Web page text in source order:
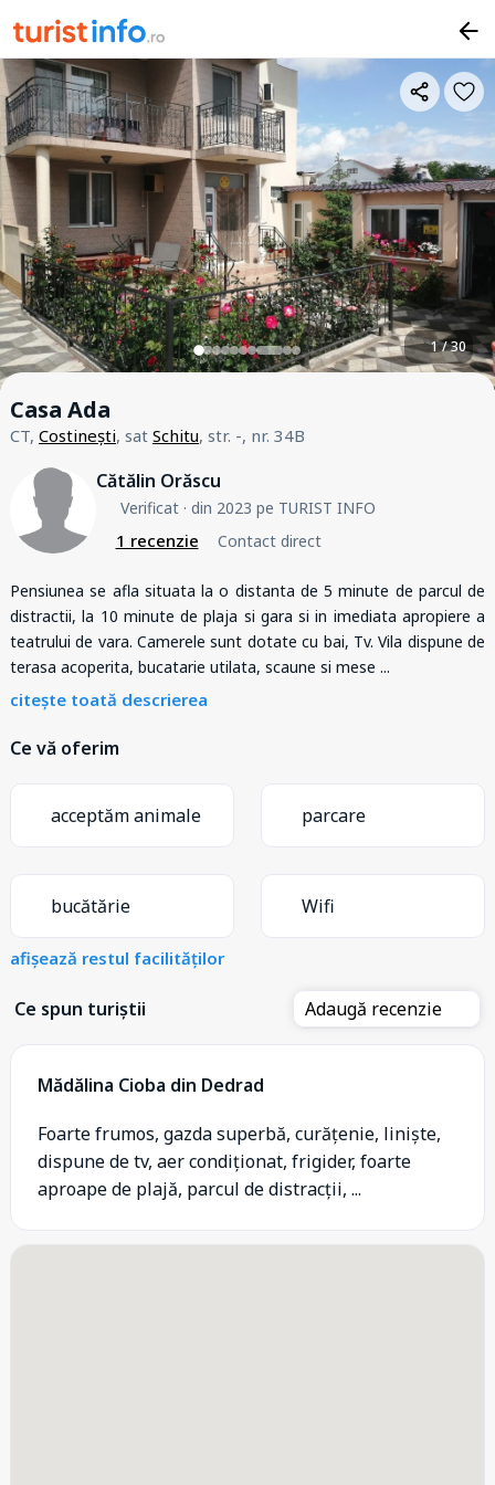
1 / 30
Casa Ada
CT, Costinești, sat Schitu, str. -, nr. 34B
Cătălin Orăscu
Verificat· din 2023 pe TURIST INFO
1 recenzie Contact direct
Pensiunea se afla situata la o distanta de 5 minute de parcul de
distractii, la 10 minute de plaja si gara si in imediata apropiere a
teatrului de vara. Camerele sunt dotate cu bai, Tv. Vila dispune de
terasa acoperita, bucatarie utilata, scaune si mese ...
citește toată descrierea
Ce vă oferim
acceptăm animale parcare
bucătărie Wifi
afișează restul facilităților
Ce spun turiștii Adaugă recenzie
Mădălina Cioba din Dedrad
Foarte frumos, gazda superbă, curățenie, liniște,
dispune de tv, aer condiționat, frigider, foarte
aproape de plajă, parcul de distracții, ...